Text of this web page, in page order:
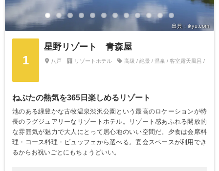
出典：ikyu.com
1
星野リゾート 青森屋
八戸 リゾートホテル 高級 / 絶景 / 温泉 / 客室露天風呂 /
ねぶたの熱気を365日楽しめるリゾート
池のある緑豊かな古牧温泉渋沢公園という最高のロケーションが特
長のラグジュアリーなリゾートホテル。リゾート感あふれる開放的
な雰囲気が魅力で大人にとって居心地のいい空間だ。夕食は会席料
理・コース料理・ビュッフェから選べる。宴会スペースが利用でき
るからお祝いごとにもちょうどいい。